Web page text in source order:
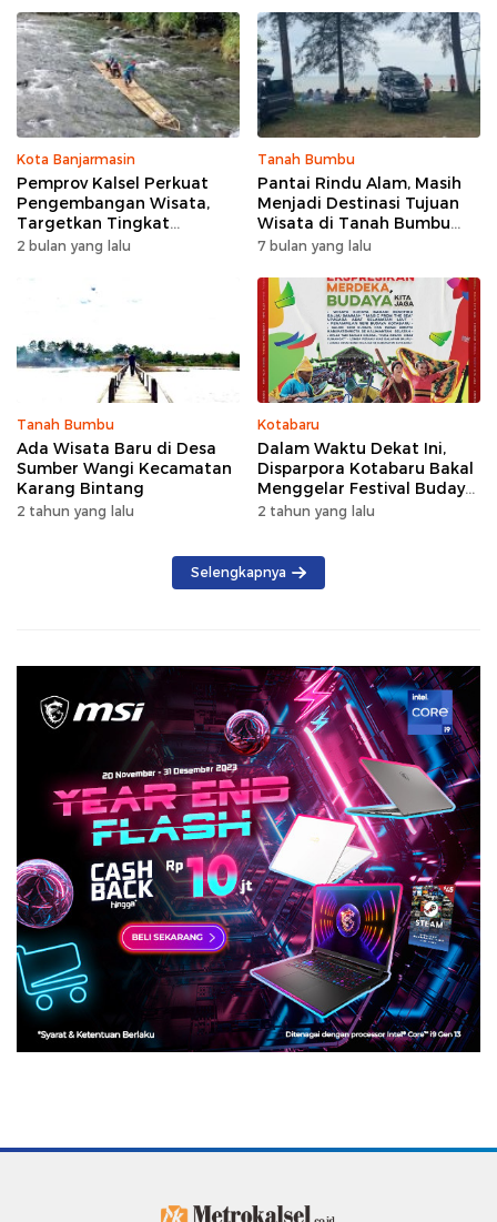
Kota Banjarmasin
Pemprov Kalsel Perkuat
Pengembangan Wisata,
Targetkan Tingkat
Kunjungan Naik 5 Persen di
2 bulan yang lalu
Tanah Bumbu
Pantai Rindu Alam, Masih
Menjadi Destinasi Tujuan
Wisata di Tanah Bumbu
dengan Rindangnya Pohon
7 bulan yang lalu
Tanah Bumbu
Ada Wisata Baru di Desa
Sumber Wangi Kecamatan
Karang Bintang
2 tahun yang lalu
Kotabaru
Dalam Waktu Dekat Ini,
Disparpora Kotabaru Bakal
Menggelar Festival Budaya
Saijaan 2024
2 tahun yang lalu
Selengkapnya